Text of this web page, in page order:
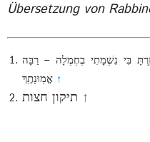
Übersetzung von
בִּי נִשְׁמָתִי בְחֶמְלָה – רַבָּה
↑
↑